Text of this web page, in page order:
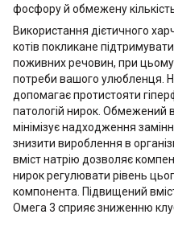
фосфору й обмежену кількість
Використання дієтичного
котів покликане
поживних речовин, при
потреби вашого улюбленця.
допомагає протистояти
патологій нирок. Обмежений
мінімізує надходження
знизити вироблення в
вміст натрію дозволяє
нирок регулювати рівень
компонента. Підвищений
Омега 3 сприяє зниженню